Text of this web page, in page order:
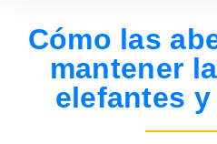
Cómo las
mantener
elefantes